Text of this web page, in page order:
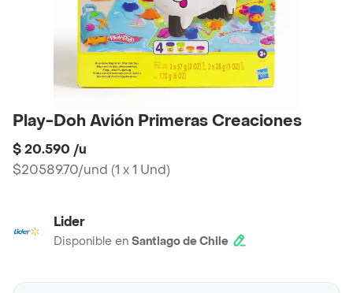
Play-Doh Avión Primeras Creaciones
$ 20.590 /u
$20589.70/und (1 x 1 Und)
Lider
Disponible en Santiago de Chile